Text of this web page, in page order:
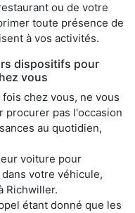
ou de votre
toute présence de
à vos activités.
dispositifs pour
vous
chez vous, ne vous
procurer pas l'occasion
au quotidien,
voiture pour
votre véhicule,
Richwiller.
étant donné que les